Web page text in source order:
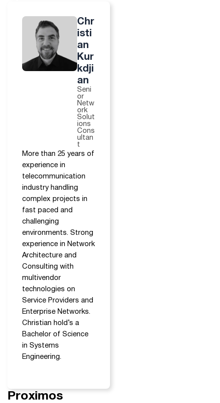
Chr
isti
an
Kur
kdji
an
Seni
or
Netw
ork
Solut
ions
Cons
ultan
t
More than 25 years of
experience in
telecommunication
industry handling
complex projects in
fast paced and
challenging
environments. Strong
experience in Network
Architecture and
Consulting with
multivendor
technologies on
Service Providers and
Enterprise Networks.
Christian hold’s a
Bachelor of Science
in Systems
Engineering.
Proximos